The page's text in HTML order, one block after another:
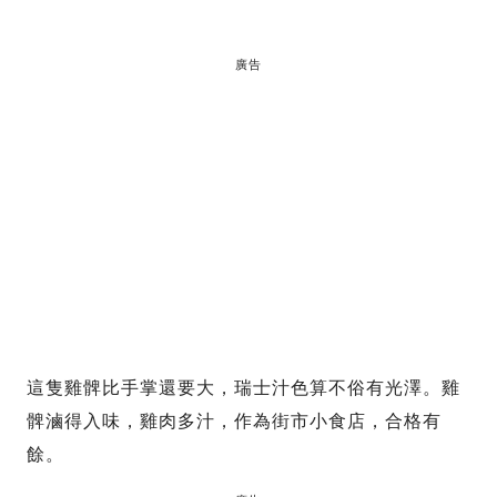
廣告
這隻雞髀比手掌還要大，瑞士汁色算不俗有光澤。雞
髀滷得入味，雞肉多汁，作為街市小食店，合格有
餘。